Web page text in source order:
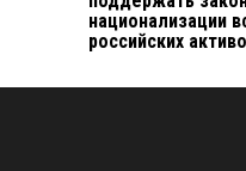
национализации
российских